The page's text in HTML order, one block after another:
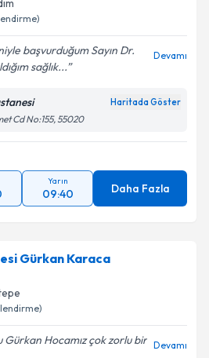
başvurduğum Sayın Dr.
sağlık...
Devamı
Haritada Göster
Cd No:155, 55020
Yarın
09:40 Daha Fazla
Gürkan Karaca
Hocamız çok zorlu bir Devamı